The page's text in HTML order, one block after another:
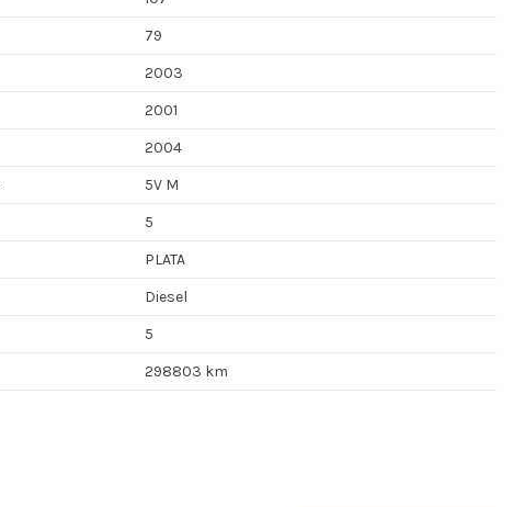
79
2003
2001
2004
5V M
5
PLATA
Diesel
5
298803 km